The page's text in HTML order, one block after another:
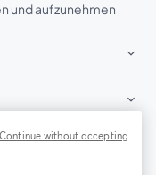
und aufzunehmen
Continue without accepting